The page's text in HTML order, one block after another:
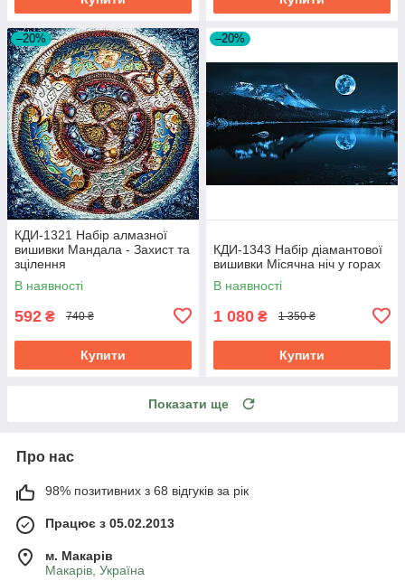
–20%
КДИ-1321 Набір алмазної
вишивки Мандала - Захист та
зцілення
В наявності
592 ₴ 740 ₴
Купити
–20%
КДИ-1343 Набір діамантової
вишивки Місячна ніч у горах
В наявності
1 080 ₴ 1 350 ₴
Купити
Показати ще
Про нас
98% позитивних з 68 відгуків за рік
Працює з 05.02.2013
м. Mакарів
Mакарів, Україна